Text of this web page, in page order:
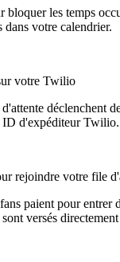
bloquer les temps
dans votre calendrier.
votre Twilio
déclenchent
ID d'expéditeur Twilio.
rejoindre votre file
paient pour entrer
versés